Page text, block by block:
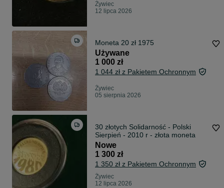
Żywiec
12 lipca 2026
Moneta 20 zł 1975
Używane
1 000 zł
1 044 zł z Pakietem Ochronnym
Żywiec
05 sierpnia 2026
30 złotych Solidarność - Polski
Sierpień - 2010 r - złota moneta
Nowe
1 300 zł
1 350 zł z Pakietem Ochronnym
Żywiec
12 lipca 2026